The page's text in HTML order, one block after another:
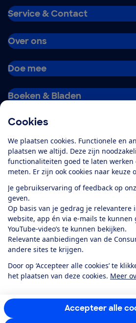
Cookies
We plaatsen cookies. Functionele en
plaatsen we altijd. Deze zijn
functionaliteiten goed te laten
meten. Er zijn ook cookies naar keuze
Je gebruikservaring of feedback op
geven.
Op basis van je gedrag je relevantere
website, app én via e-mails te kunnen
YouTube-video’s te kunnen bekijken.
Relevante aanbiedingen van de
andere sites te krijgen.
Door op ‘Accepteer alle cookies’ te
het plaatsen van deze cookies. Meer
Accepteer alle
Service & Contact
Over ons
Doe mee
Boeken & Bladen
Alles over de
app
Algemene Voorwaarden
Cookiebeleid
Privacyvoorkeuren
Toegankelijkheid
RSS-feed nieuws
FacebookTwitter
12.901consumentenbeoordelen de